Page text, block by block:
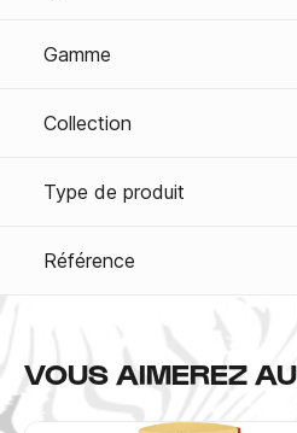
Gamme
Collection
Type de produit
Référence
VOUS AIMEREZ